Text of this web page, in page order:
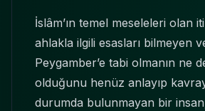
İslâm’ın temel meseleleri olan
ahlakla ilgili esasları bilmeyen
Peygamber’e tabi olmanın ne
olduğunu henüz anlayıp
durumda bulunmayan bir